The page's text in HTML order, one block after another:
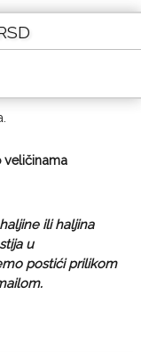
veličinama
ili haljina
u
postići prilikom